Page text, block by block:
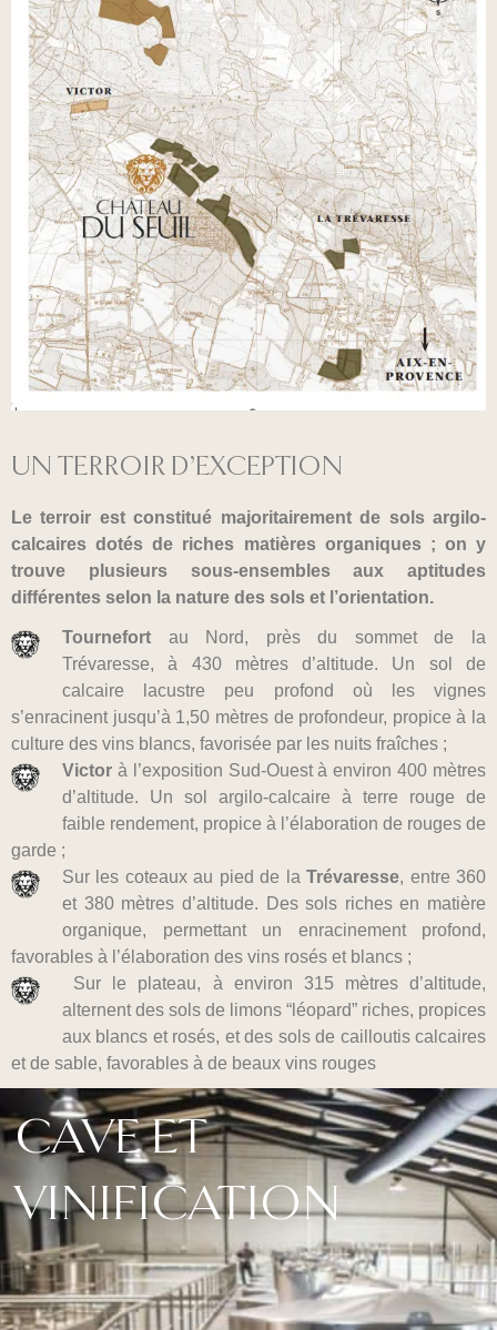
UN TERROIR D’EXCEPTION
Le terroir est constitué majoritairement de sols argilo-
calcaires dotés de riches matières organiques ; on y
trouve plusieurs sous-ensembles aux aptitudes
différentes selon la nature des sols et l’orientation.
Tournefort au Nord, près du sommet de la
Trévaresse, à 430 mètres d’altitude. Un sol de
calcaire lacustre peu profond où les vignes
s’enracinent jusqu’à 1,50 mètres de profondeur, propice à la
culture des vins blancs, favorisée par les nuits fraîches ;
Victor à l’exposition Sud-Ouest à environ 400 mètres
d’altitude. Un sol argilo-calcaire à terre rouge de
faible rendement, propice à l’élaboration de rouges de
garde ;
Sur les coteaux au pied de laTrévaresse, entre 360
et 380 mètres d’altitude. Des sols riches en matière
organique, permettant un enracinement profond,
favorables à l’élaboration des vins rosés et blancs ;
Sur le plateau, à environ 315 mètres d’altitude,
alternent des sols de limons “léopard” riches, propices
aux blancs et rosés, et des sols de cailloutis calcaires
et de sable, favorables à de beaux vins rouges
CAVE ET
VINIFICATION